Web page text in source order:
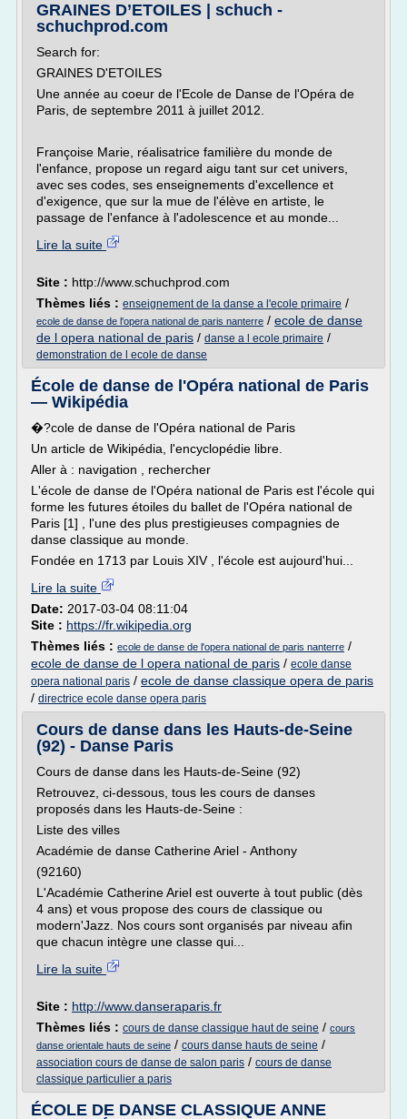
GRAINES D’ETOILES | schuch -
schuchprod.com
Search for:
GRAINES D'ETOILES
Une année au coeur de l'Ecole de Danse de l'Opéra de
Paris, de septembre 2011 à juillet 2012.
Françoise Marie, réalisatrice familière du monde de
l'enfance, propose un regard aigu tant sur cet univers,
avec ses codes, ses enseignements d'excellence et
d'exigence, que sur la mue de l'élève en artiste, le
passage de l'enfance à l'adolescence et au monde...
Lire la suite
Site : http://www.schuchprod.com
Thèmes liés : enseignement de la danse a l'ecole primaire /
ecole de danse de l'opera national de paris nanterre / ecole de danse
de l opera national de paris / danse a l ecole primaire /
demonstration de l ecole de danse
École de danse de l'Opéra national de Paris
— Wikipédia
�?cole de danse de l'Opéra national de Paris
Un article de Wikipédia, l'encyclopédie libre.
Aller à : navigation , rechercher
L'école de danse de l'Opéra national de Paris est l'école qui
forme les futures étoiles du ballet de l'Opéra national de
Paris [1] , l'une des plus prestigieuses compagnies de
danse classique au monde.
Fondée en 1713 par Louis XIV , l'école est aujourd'hui...
Lire la suite
Date: 2017-03-04 08:11:04
Site : https://fr.wikipedia.org
Thèmes liés : ecole de danse de l'opera national de paris nanterre /
ecole de danse de l opera national de paris / ecole danse
opera national paris / ecole de danse classique opera de paris
/ directrice ecole danse opera paris
Cours de danse dans les Hauts-de-Seine
(92) - Danse Paris
Cours de danse dans les Hauts-de-Seine (92)
Retrouvez, ci-dessous, tous les cours de danses
proposés dans les Hauts-de-Seine :
Liste des villes
Académie de danse Catherine Ariel - Anthony
(92160)
L'Académie Catherine Ariel est ouverte à tout public (dès
4 ans) et vous propose des cours de classique ou
modern'Jazz. Nos cours sont organisés par niveau afin
que chacun intègre une classe qui...
Lire la suite
Site : http://www.danseraparis.fr
Thèmes liés : cours de danse classique haut de seine / cours
danse orientale hauts de seine / cours danse hauts de seine /
association cours de danse de salon paris / cours de danse
classique particulier a paris
ÉCOLE DE DANSE CLASSIQUE ANNE